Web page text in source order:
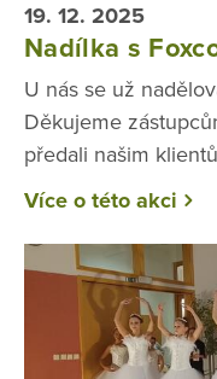
19. 12. 2025
Nadílka s
U nás se už
Děkujeme
předali našim
Více o této akci